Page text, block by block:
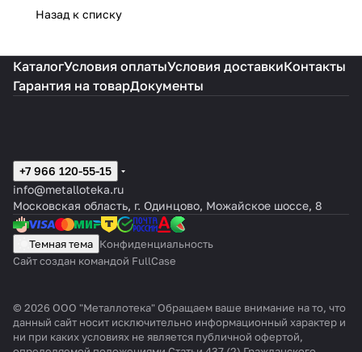
Назад к списку
КаталогУсловия оплатыУсловия доставкиКонтакты
Гарантия на товарДокументы
+7 966 120-55-15
info@metalloteka.ru
Московская область, г. Одинцово, Можайское шоссе, 8
Темная тема Конфиденциальность
Сайт создан командой FullCase
© 2026 ООО "Металлотека" Обращаем ваше внимание на то, что
данный сайт носит исключительно информационный характер и
ни при каких условиях не является публичной офертой,